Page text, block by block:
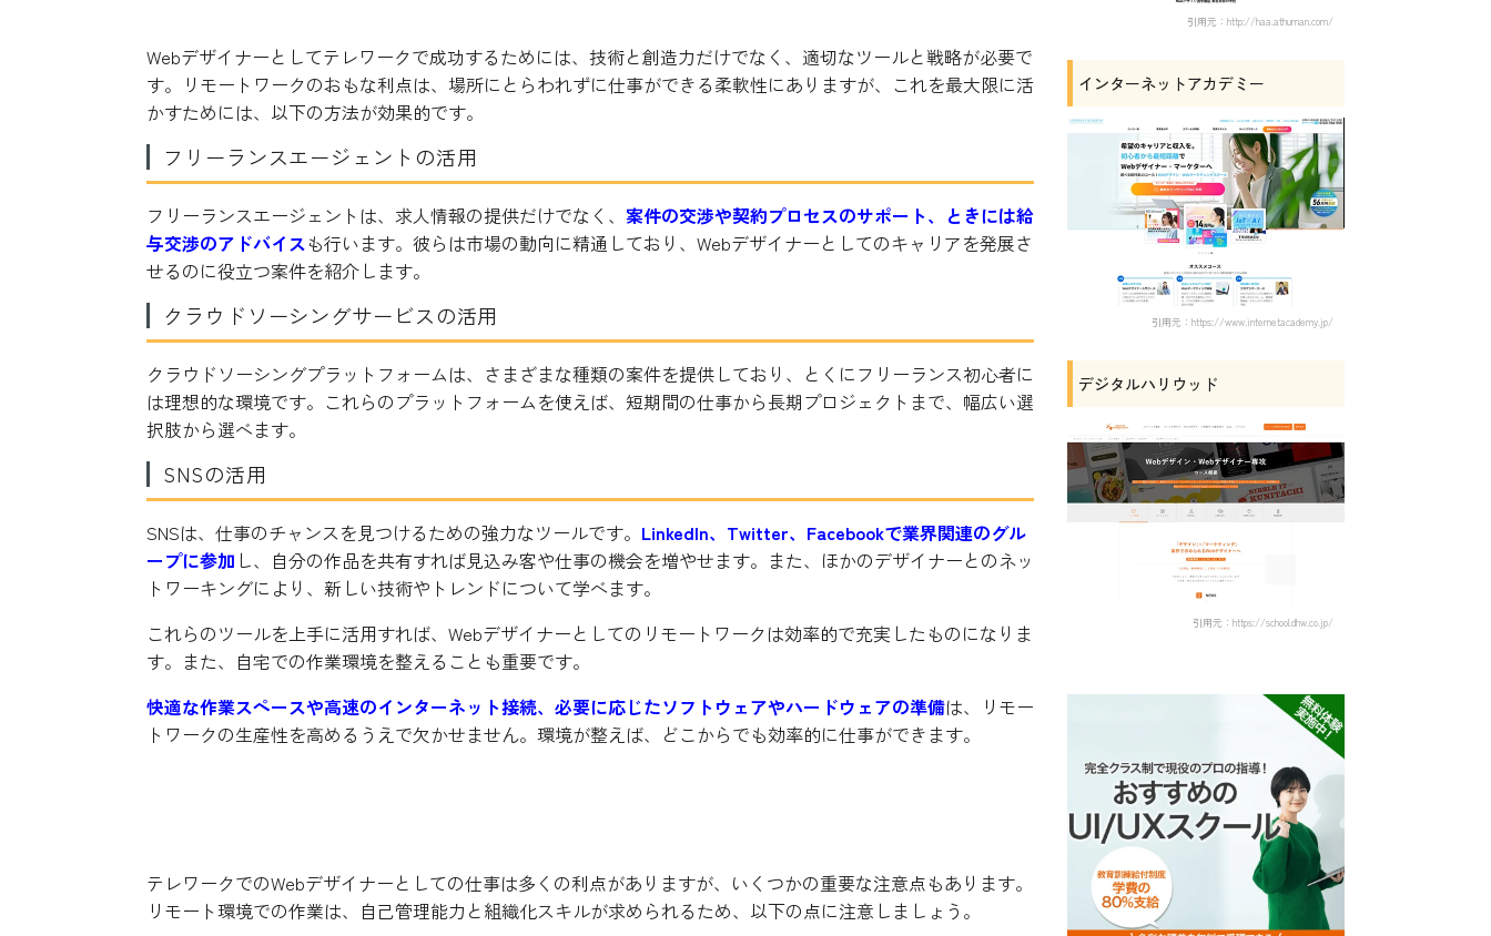
Webデザイナーとしてテレワークで成功するためには、技術と創造力だけでなく、適切なツールと戦略が必要で
す。リモートワークのおもな利点は、場所にとらわれずに仕事ができる柔軟性にありますが、これを最大限に活
かすためには、以下の方法が効果的です。
フリーランスエージェントの活用
フリーランスエージェントは、求人情報の提供だけでなく、 案件の交渉や契約プロセスのサポート、ときには給
与交渉のアドバイスも行います。彼らは市場の動向に精通しており、Webデザイナーとしてのキャリアを発展さ
せるのに役立つ案件を紹介します。
クラウドソーシングサービスの活用
クラウドソーシングプラットフォームは、さまざまな種類の案件を提供しており、とくにフリーランス初心者に
は理想的な環境です。これらのプラットフォームを使えば、短期間の仕事から長期プロジェクトまで、幅広い選
択肢から選べます。
SNSの活用
SNSは、仕事のチャンスを見つけるための強力なツールです。 LinkedIn、Twitter、Facebookで業界関連のグル
ープに参加 し、自分の作品を共有すれば見込み客や仕事の機会を増やせます。また、ほかのデザイナーとのネッ
トワーキングにより、新しい技術やトレンドについて学べます。
これらのツールを上手に活用すれば、Webデザイナーとしてのリモートワークは効率的で充実したものになりま
す。また、自宅での作業環境を整えることも重要です。
快適な作業スペースや高速のインターネット接続、必要に応じたソフトウェアやハードウェアの準備は、リモー
トワークの生産性を高めるうえで欠かせません。環境が整えば、どこからでも効率的に仕事ができます。
テレワークでのWebデザイナーとしての仕事は多くの利点がありますが、いくつかの重要な注意点もあります。
リモート環境での作業は、自己管理能力と組織化スキルが求められるため、以下の点に注意しましょう。
引用元：http://haa.athuman.com/
インターネットアカデミー
引用元：https://www.internetacademy.jp/
デジタルハリウッド
引用元：https://school.dhw.co.jp/